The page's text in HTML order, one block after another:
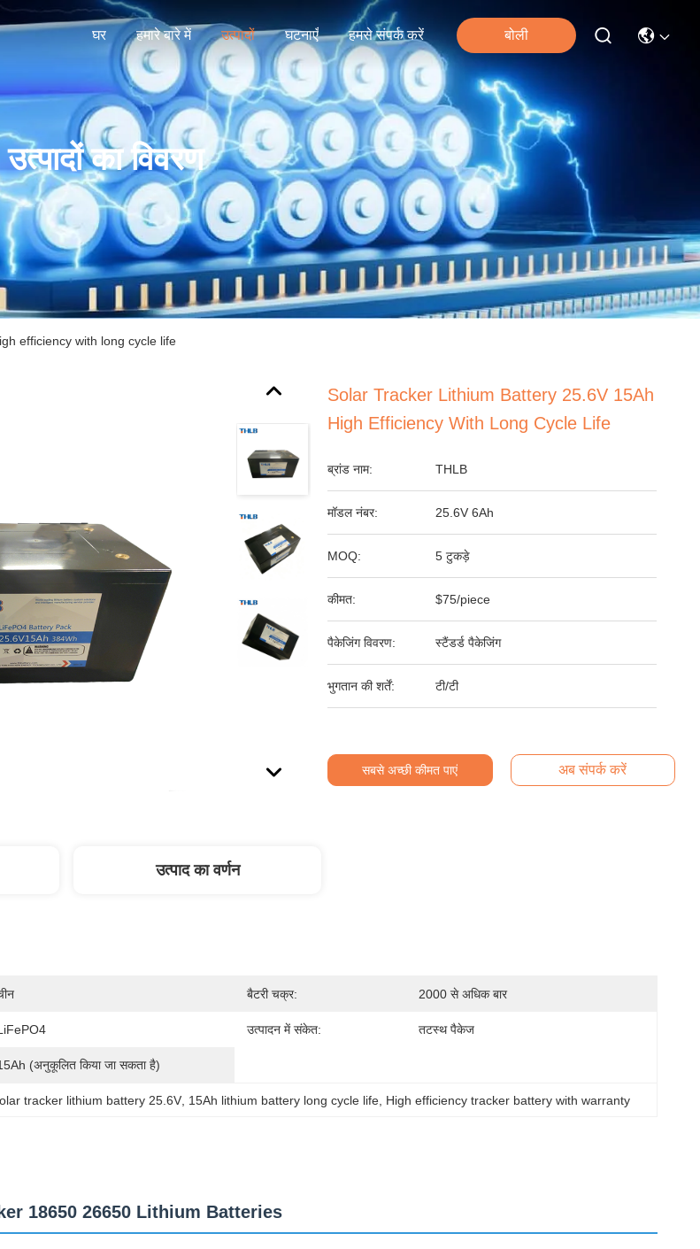
घर हमारे बारे में उत्पादों घटनाएँ हमसे संपर्क करें बोली
उत्पादों का विवरण
efficiency with long cycle life
Solar Tracker Lithium Battery 25.6V 15Ah
High Efficiency With Long Cycle Life
ब्रांड नाम: THLB
मॉडल नंबर: 25.6V 6Ah
MOQ: 5 टुकड़े
कीमत: $75/piece
पैकेजिंग विवरण: स्टैंडर्ड पैकेजिंग
भुगतान की शर्तें: टी/टी
सबसे अच्छी कीमत पाएं अब संपर्क करें
उत्पाद का वर्णन
बैटरी चक्र: 2000 से अधिक बार
उत्पादन में संकेत: तटस्थ पैकेज
(अनुकूलित किया जा सकता है)
tracker lithium battery 25.6V 15Ah lithium battery long cycle life High efficiency tracker battery with warranty
18650 26650 Lithium Batteries